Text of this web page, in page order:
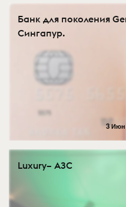
Банк для поколения
Сингапур.
3 Июн
Luxury– АЗС